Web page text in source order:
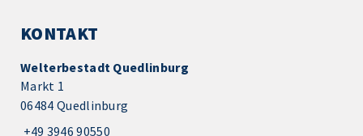
KONTAKT
Welterbestadt Quedlinburg
Markt 1
06484 Quedlinburg
+49 3946 90550